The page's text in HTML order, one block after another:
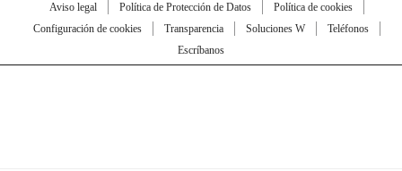
Aviso legal Política de Protección de Datos
Política de cookies
Configuración de cookies
Transparencia Soluciones W
Teléfonos
Escríbanos